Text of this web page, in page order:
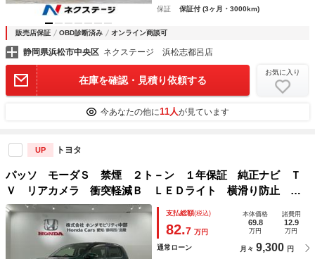
保証
保証付 (3ヶ月・3000km)
販売店保証 OBD診断済み オンライン商談可
静岡県浜松市中央区 ネクステージ 浜松志都呂店
在庫を確認・見積り依頼する
お気に入り
今あなたの他に11人が見ています
UP トヨタ
パッソ モーダＳ 禁煙 ２ト－ン １年保証 純正ナビ Ｔ
Ｖ リアカメラ 衝突軽減Ｂ ＬＥＤライト 横滑り防止 ス
マ－トキ－ 盗難防止装置 整備記録簿 ドアバイザ－ ベン
チシ－ト Ｗエアバッグ Ｂｉｕｅｔｏｏｔｈ ＡＢＳ
支払総額(税込)
82.7 万円
本体価格
69.8
万円
諸費用
12.9
万円
通常ローン 月々 9,300 円